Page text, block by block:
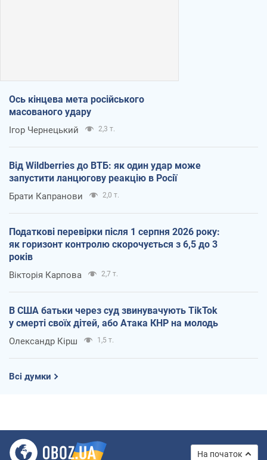
Ось кінцева мета російського
масованого удару
Ігор Чернецький 2,3 т.
Від Wildberries до ВТБ: як один удар може
запустити ланцюгову реакцію в Росії
Брати Капранови 2,0 т.
Податкові перевірки після 1 серпня 2026 року:
як горизонт контролю скорочується з 6,5 до 3
років
Вікторія Карпова 2,7 т.
В США батьки через суд звинувачують TikTok
у смерті своїх дітей, або Атака КНР на молодь
Олександр Кірш 1,5 т.
Всі думки
На початок